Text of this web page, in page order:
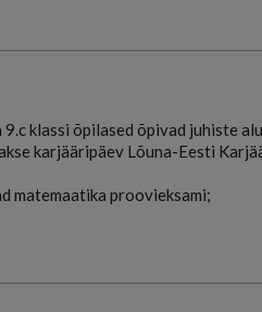
9.c klassi õpilased õpivad juhiste
karjääripäev Lõuna-Eesti
matemaatika proovieksami;